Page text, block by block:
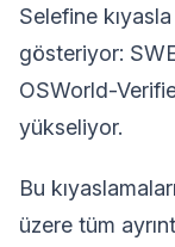
Selefine
gösteriyor:
OSWorld-
yükseliyor.
Bu
üzere tüm